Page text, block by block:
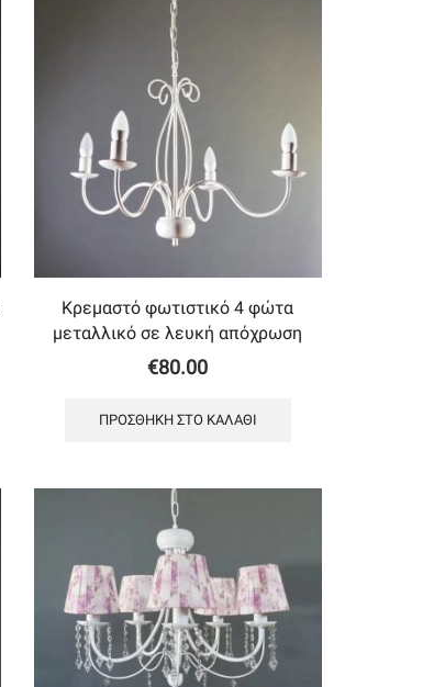
Κρεμαστό φωτιστικό 4 φώτα
μεταλλικό σε λευκή απόχρωση
€80.00
ΠΡΟΣΘΉΚΗ ΣΤΟ ΚΑΛΆΘΙ